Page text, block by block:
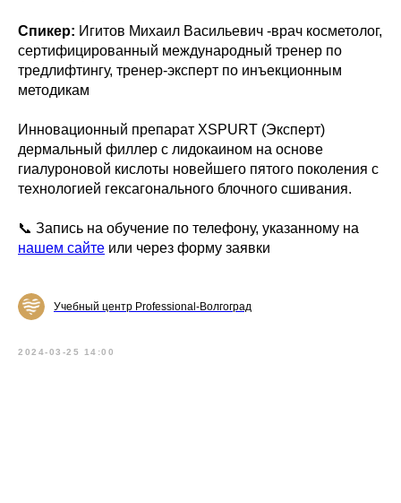
Спикер: Игитов Михаил Васильевич -врач косметолог,
сертифицированный международный тренер по
тредлифтингу, тренер-эксперт по инъекционным
методикам
Инновационный препарат XSPURT (Эксперт)
дермальный филлер c лидокаином на основе
гиалуроновой кислоты новейшего пятого поколения с
технологией гексагонального блочного сшивания.
📞 Запись на обучение по телефону, указанному на
нашем сайте или через форму заявки
Учебный центр Professional-Волгоград
2024-03-25 14:00